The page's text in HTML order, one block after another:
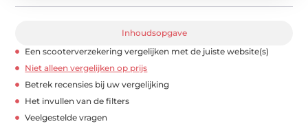
Inhoudsopgave
Een scooterverzekering vergelijken met de juiste website(s)
Niet alleen vergelijken op prijs
Betrek recensies bij uw vergelijking
Het invullen van de filters
Veelgestelde vragen